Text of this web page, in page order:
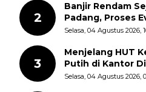
2
Banjir Rendam
Padang, Proses
Berlangsung
Selasa, 04 Agustus 2026,
3
Menjelang HUT
Putih di Kantor
Disorot Warga
Selasa, 04 Agustus 2026,